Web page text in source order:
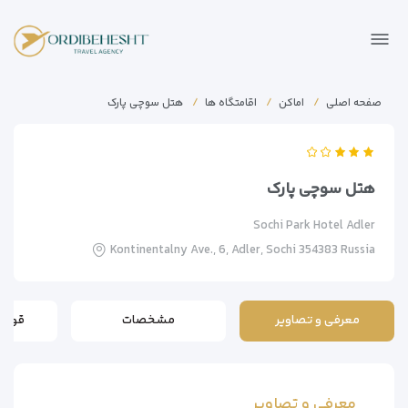
صفحه اصلی اماکن اقامتگاه ها هتل سوچی پارک
هتل سوچی پارک
Sochi Park Hotel Adler
Kontinentalny Ave., 6, Adler, Sochi 354383 Russia
معرفی و تصاویر مشخصات